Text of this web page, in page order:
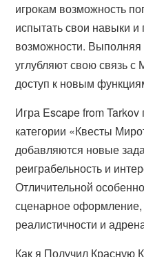
игрокам возможность
испытать свои навыки
возможности. Выполняя
углубляют свою связь
доступ к новым
Игра Escape from Tarkov
категории «Квесты
добавляются новые
реиграбельность и
Отличительной
сценарное
реалистичности и
Как я Получил Красную